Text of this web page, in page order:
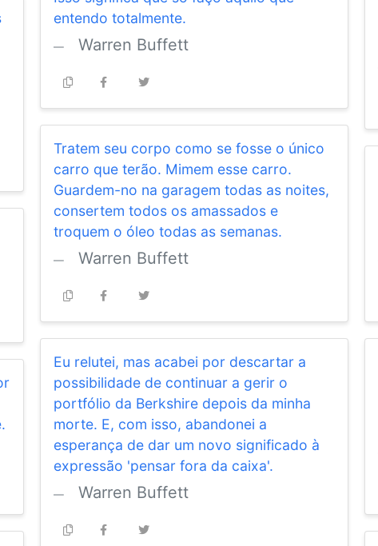
entendo totalmente.
Warren Buffett
Tratem seu corpo como se fosse o único
carro que terão. Mimem esse carro.
Guardem-no na garagem todas as noites,
consertem todos os amassados e
troquem o óleo todas as semanas.
Warren Buffett
Eu relutei, mas acabei por descartar a
possibilidade de continuar a gerir o
portfólio da Berkshire depois da minha
morte. E, com isso, abandonei a
esperança de dar um novo significado à
expressão 'pensar fora da caixa'.
Warren Buffett